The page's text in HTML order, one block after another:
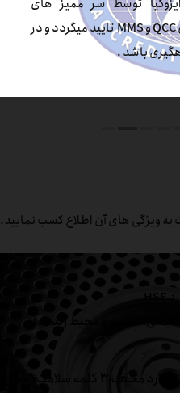
مراکز آموزشی
به ویژگی های آن اطلاع کسب نمایید.
توسط سر ممیز های
CertificateBody های معتبر تحت امتیاز IAF همچون QCC و MMS تایید میگردد و در